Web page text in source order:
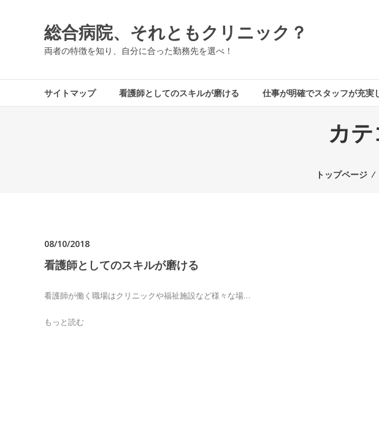
へ
キ
総合病院、それともクリニック？
両者の特徴を知り、自分に合った勤務先を選べ！
サイトマップ 看護師としてのスキルが磨ける 仕事が明確でスタッフが充実
カ
トップページ ⁄
08/10/2018
看護師としてのスキルが磨ける
看護師が働く職場はクリニックや福祉施設など様々な場…
もっと読む